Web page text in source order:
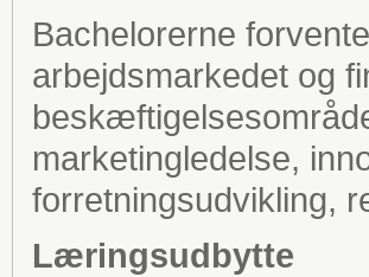
Bachelorerne
arbejdsmarkedet og
marketingledelse,
forretningsudvikling,
Læringsudbytte